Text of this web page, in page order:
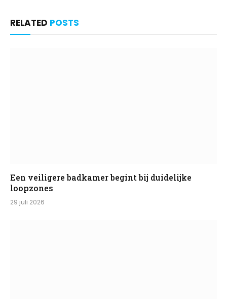
RELATED POSTS
Een veiligere badkamer begint bij duidelijke
loopzones
29 juli 2026